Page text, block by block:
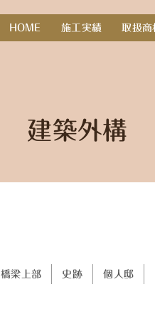
HOME 施工実績 取扱商
建築外構
橋梁上部 史跡 個人邸